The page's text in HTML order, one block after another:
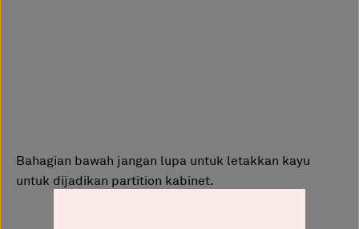
Bahagian bawah jangan lupa untuk letakkan kayu
untuk dijadikan partition kabinet.